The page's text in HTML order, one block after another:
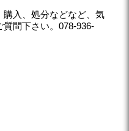
入、処分などなど、気
問下さい。078-936-